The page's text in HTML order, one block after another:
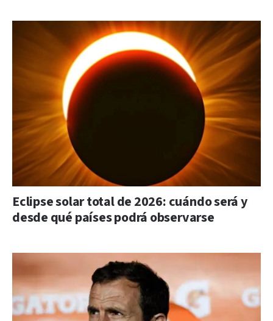
Eclipse solar total de 2026: cuándo será y
desde qué países podrá observarse